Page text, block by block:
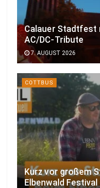
Calauer Stadtfest
AC/DC-Tribute
7. AUGUST 2026
COTTBUS
Kurz vor großem
Elbenwald Festival